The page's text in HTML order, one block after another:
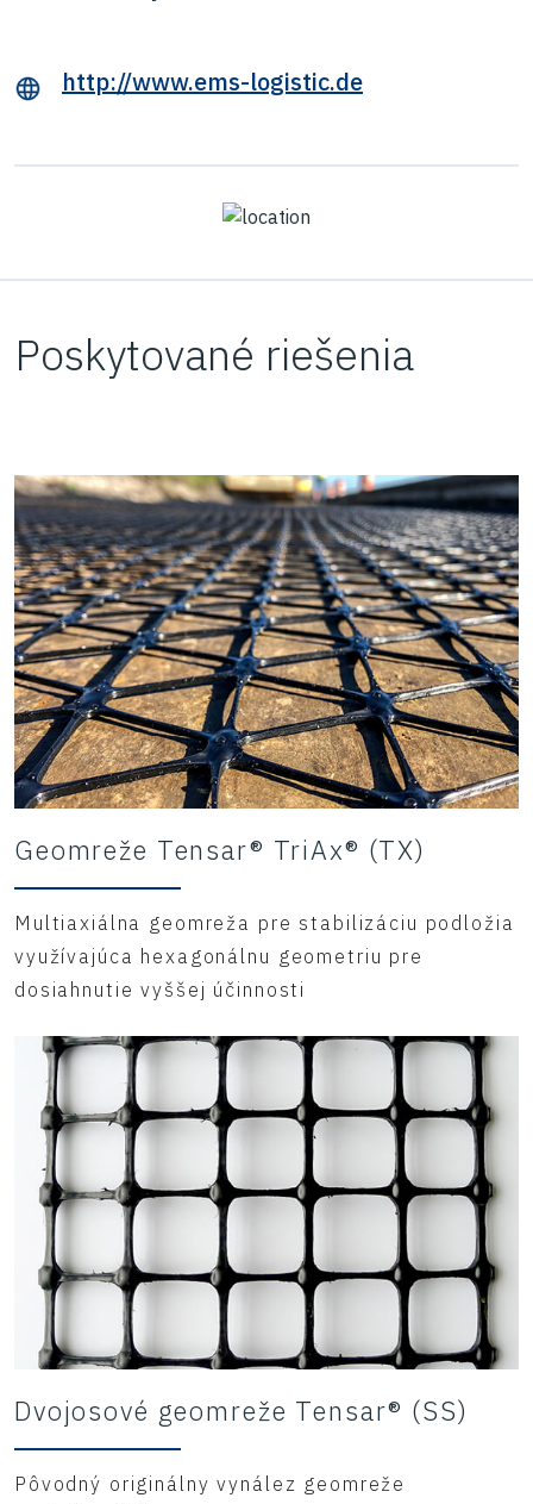
http://www.ems-logistic.de
Poskytované riešenia
Geomreže Tensar® TriAx® (TX)
Multiaxiálna geomreža pre stabilizáciu podložia
využívajúca hexagonálnu geometriu pre
dosiahnutie vyššej účinnosti
Dvojosové geomreže Tensar® (SS)
Pôvodný originálny vynález geomreže